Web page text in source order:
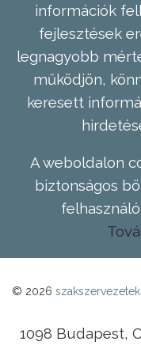
információk
fejlesztések
legnagyobb
működjön,
keresett
A weboldalon
biztonságos
© 2026
1098 Budapest,